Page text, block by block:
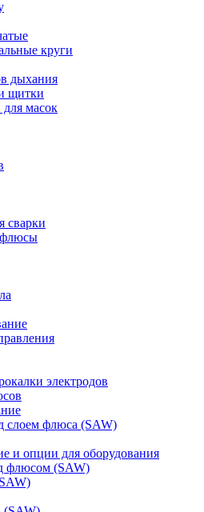
круги
дыхания
щитки
для масок
сварки
флюсы
электродов
слоем флюса (SAW)
и опции для оборудования
флюсом (SAW)